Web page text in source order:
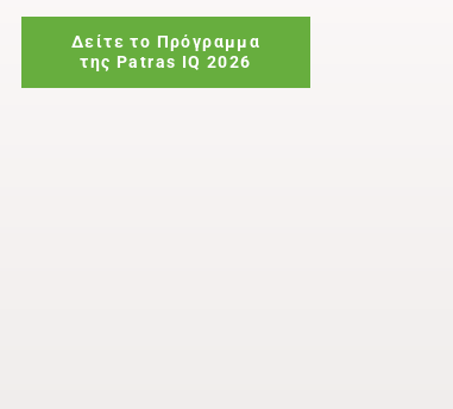
Δείτε το Πρόγραμμα
της Patras IQ 2026